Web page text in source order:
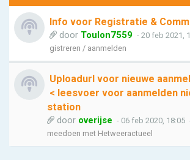
Info voor Registratie &
door Toulon7559 - 20 feb 2021,
gistreren / aanmelden
Uploadurl voor nieuwe
< leesvoer voor aanmelden
station
door overijse - 06 feb 2020, 18:05
meedoen met Hetweeractueel